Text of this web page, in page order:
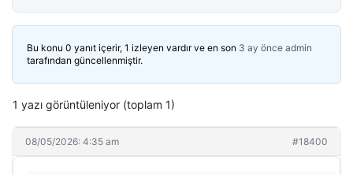
Bu konu 0 yanıt içerir, 1 izleyen vardır ve en son 3 ay önce admin
tarafından güncellenmiştir.
1 yazı görüntüleniyor (toplam 1)
08/05/2026: 4:35 am #18400